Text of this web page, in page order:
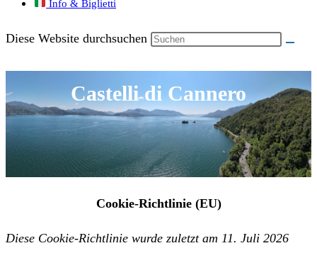
Info & Biglietti
Diese Website durchsuchen
Castelli di Cannero
Cookie-Richtlinie (EU)
Diese Cookie-Richtlinie wurde zuletzt am 11. Juli 2026